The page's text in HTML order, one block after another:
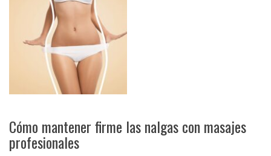
Cómo mantener firme las nalgas con masajes
profesionales